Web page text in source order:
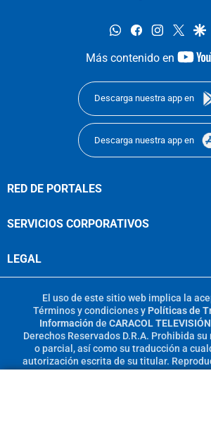
whatsappfacebookinstagram
twitter
Más contenido en
Descarga nuestra app en
Descarga nuestra app en
RED DE PORTALES
SERVICIOS CORPORATIVOS
LEGAL
El uso de este sitio web implica la
Términos y condicionesy Políticas de
Información de CARACOL
Derechos Reservados D.R.A. Prohibida
o parcial, así como su traducción a
autorización escrita de su titular.